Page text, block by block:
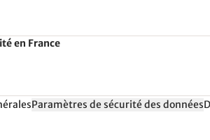
en France
Paramètres de sécurité des données